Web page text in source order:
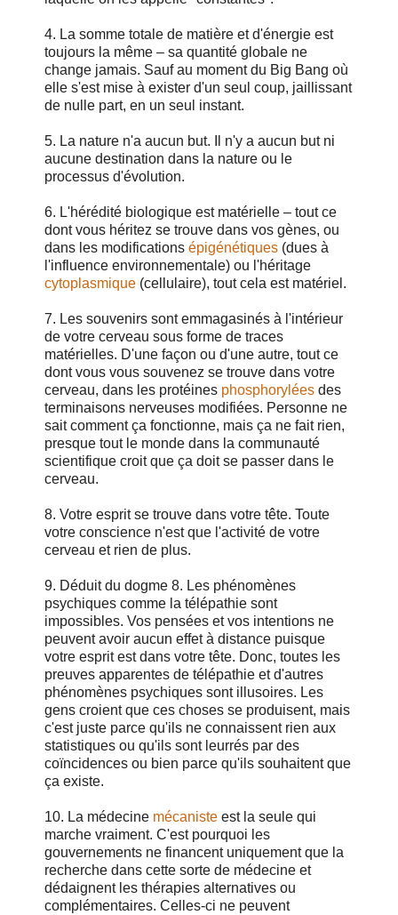
4. La somme totale de matière et d'énergie est
toujours la même – sa quantité globale ne
change jamais. Sauf au moment du Big Bang où
elle s'est mise à exister d'un seul coup, jaillissant
de nulle part, en un seul instant.
5. La nature n'a aucun but. Il n'y a aucun but ni
aucune destination dans la nature ou le
processus d'évolution.
6. L'hérédité biologique est matérielle – tout ce
dont vous héritez se trouve dans vos gènes, ou
dans les modifications épigénétiques (dues à
l'influence environnementale) ou l'héritage
cytoplasmique (cellulaire), tout cela est matériel.
7. Les souvenirs sont emmagasinés à l'intérieur
de votre cerveau sous forme de traces
matérielles. D'une façon ou d'une autre, tout ce
dont vous vous souvenez se trouve dans votre
cerveau, dans les protéines phosphorylées des
terminaisons nerveuses modifiées. Personne ne
sait comment ça fonctionne, mais ça ne fait rien,
presque tout le monde dans la communauté
scientifique croit que ça doit se passer dans le
cerveau.
8. Votre esprit se trouve dans votre tête. Toute
votre conscience n'est que l'activité de votre
cerveau et rien de plus.
9. Déduit du dogme 8. Les phénomènes
psychiques comme la télépathie sont
impossibles. Vos pensées et vos intentions ne
peuvent avoir aucun effet à distance puisque
votre esprit est dans votre tête. Donc, toutes les
preuves apparentes de télépathie et d'autres
phénomènes psychiques sont illusoires. Les
gens croient que ces choses se produisent, mais
c'est juste parce qu'ils ne connaissent rien aux
statistiques ou qu'ils sont leurrés par des
coïncidences ou bien parce qu'ils souhaitent que
ça existe.
10. La médecine mécaniste est la seule qui
marche vraiment. C'est pourquoi les
gouvernements ne financent uniquement que la
recherche dans cette sorte de médecine et
dédaignent les thérapies alternatives ou
complémentaires. Celles-ci ne peuvent